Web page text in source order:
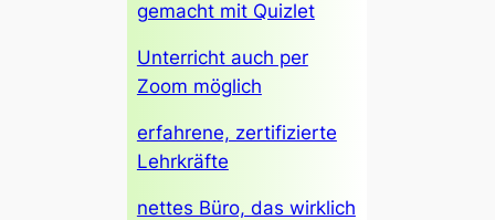
gemacht mit Quizlet
Unterricht auch per
Zoom möglich
erfahrene, zertifizierte
Lehrkräfte
nettes Büro, das wirklich